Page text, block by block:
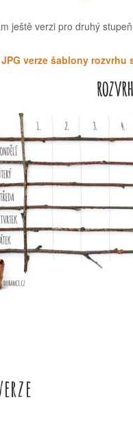
ještě verzi pro druhý
verze šablony rozvrhu